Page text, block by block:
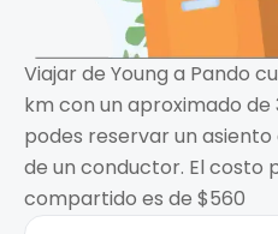
Viajar de Young a Pando
km con un aproximado de
podes reservar un
de un conductor. El costo
compartido es de $560